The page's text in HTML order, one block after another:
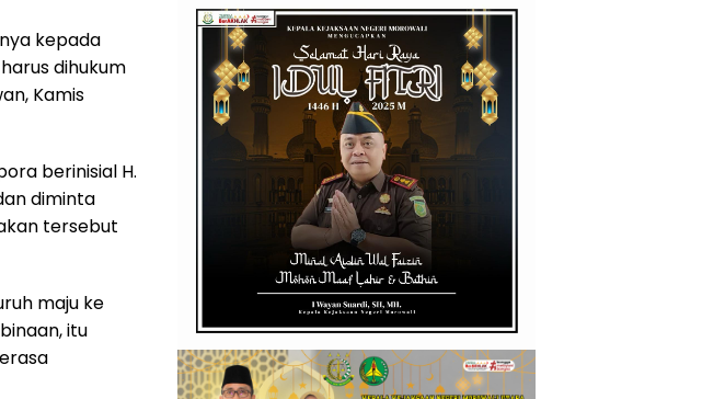
kepada
dihukum
Kamis
berinisial H.
diminta
tersebut
maju ke
itu